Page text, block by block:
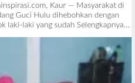
l
e
h
d
a
k
Kaur — Masyarakat di
Guci Hulu dihebohkan dengan
laki-laki yang sudah Selengkapnya…